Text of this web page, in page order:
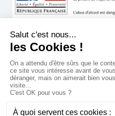
L'abus d'alcool est dangereux
© 1999 - 2026 Hachette Vins
Paramètres